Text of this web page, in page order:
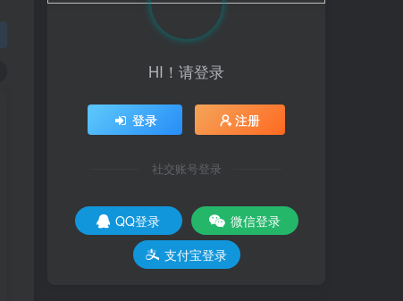
HI！请登录
登录 注册
社交账号登录
QQ登录
微信登录
支付宝登录
HI！请登录
登录 注册
社交账号登录